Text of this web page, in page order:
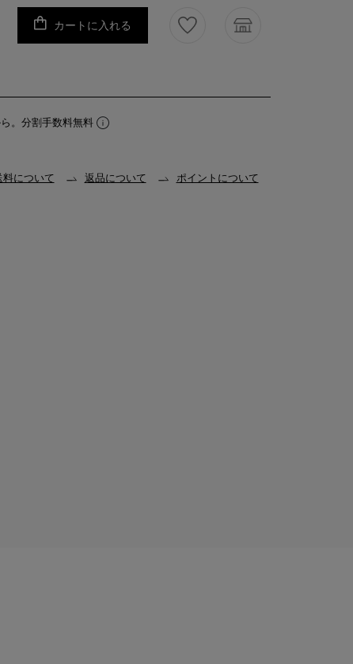
カートに入れる
。分割手数料無料
料について 返品について ポイントについて